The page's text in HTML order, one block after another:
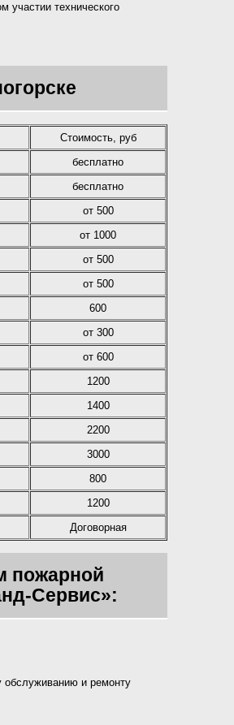
участии технического
Стоимость, руб
бесплатно
бесплатно
от 500
от 1000
от 500
от 500
600
от 300
от 600
1200
1400
2200
3000
800
1200
Договорная
пожарной
Сервис»:
и ремонту